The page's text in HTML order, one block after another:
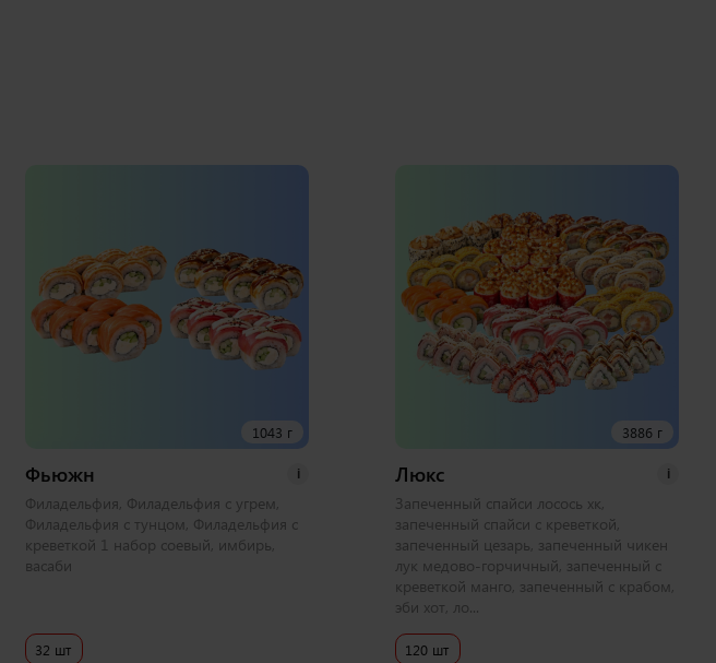
1043 г
Фьюжн i
Филадельфия, Филадельфия с угрем,
Филадельфия с тунцом, Филадельфия с
креветкой 1 набор соевый, имбирь,
васаби
32 шт
3886 г
Люкс i
Запеченный спайси лосось хк,
запеченный спайси с креветкой,
запеченный цезарь, запеченный чикен
лук медово-горчичный, запеченный с
креветкой манго, запеченный с крабом,
эби хот, ло...
120 шт